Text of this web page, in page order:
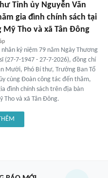
Tỉnh ủy Nguyễn Văn
gia đình chính sách tại
Tho và xã Tân Đông
nhân kỷ niệm 79 năm Ngày Thương
(27-7-1947 - 27-7-2026), đồng chí
Mười, Phó Bí thư, Trưởng Ban Tổ
cùng Đoàn công tác đến thăm,
đình chính sách trên địa bàn
Tho và xã Tân Đông.